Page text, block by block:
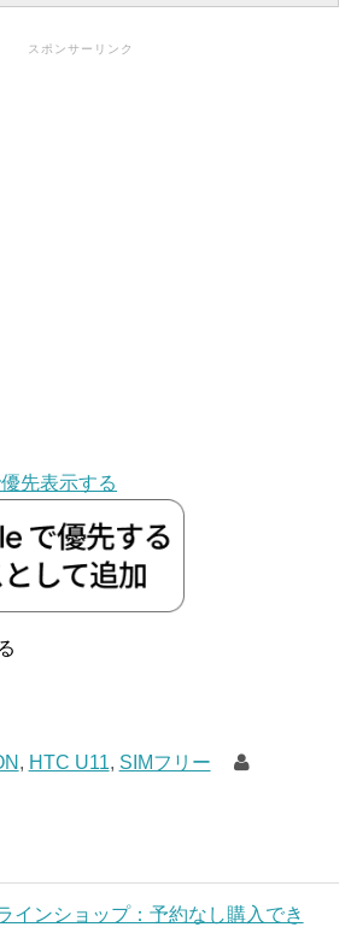
スポンサーリンク
先表示する
, HTC U11, SIMフリー
インショップ：予約なし購入でき